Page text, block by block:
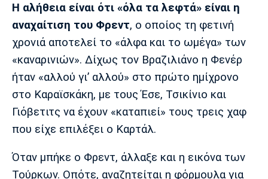
Η αλήθεια είναι ότι «όλα τα λεφτά» είναι η
αναχαίτιση του Φρεντ, ο οποίος τη φετινή
χρονιά αποτελεί το «άλφα και το ωμέγα» των
«καναρινιών». Δίχως τον Βραζιλιάνο η Φενέρ
ήταν «αλλού γι’ αλλού» στο πρώτο ημίχρονο
στο Καραϊσκάκη, με τους Έσε, Τσικίνιο και
Γιόβετιτς να έχουν «καταπιεί» τους τρεις χαφ
που είχε επιλέξει ο Καρτάλ.
Όταν μπήκε ο Φρεντ, άλλαξε και η εικόνα των
Τούρκων. Οπότε, αναζητείται η φόρμουλα για